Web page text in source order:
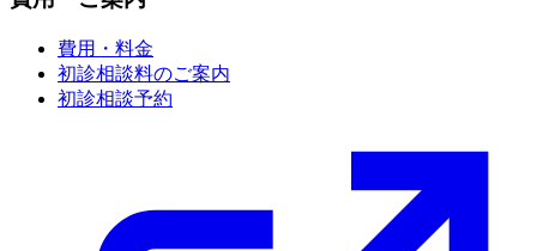
費用・料金
初診相談料のご案内
初診相談予約